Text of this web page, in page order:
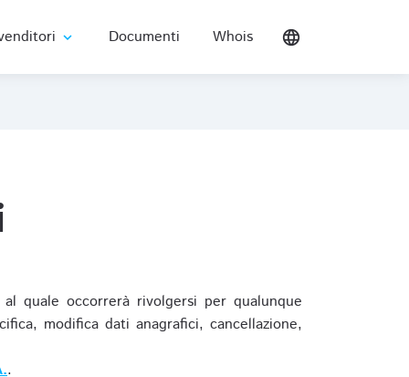
expand_more Documenti Whois language
quale occorrerà rivolgersi per qualunque
modifica dati anagrafici, cancellazione,
.